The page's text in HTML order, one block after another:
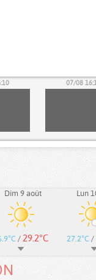
07/08
Dim 9 août
/ 29.2°C
Lun
27.2°C /